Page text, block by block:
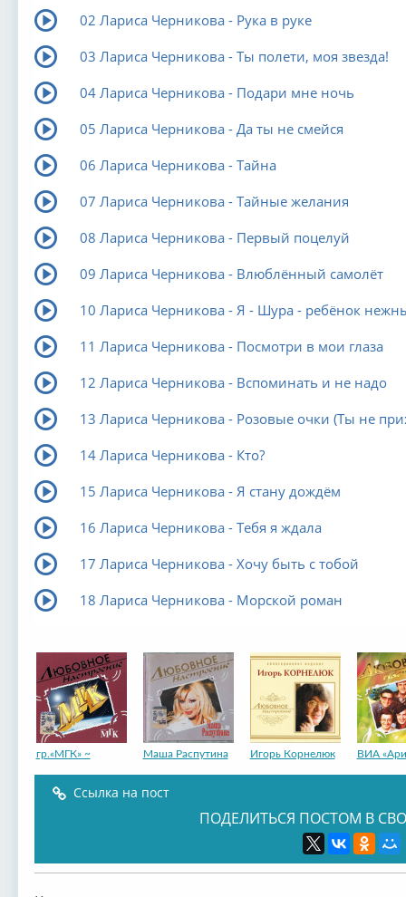
02 Лариса Черникова - Рука в руке
03 Лариса Черникова - Ты полети, моя звезда!
04 Лариса Черникова - Подари мне ночь
05 Лариса Черникова - Да ты не смейся
06 Лариса Черникова - Тайна
07 Лариса Черникова - Тайные желания
08 Лариса Черникова - Первый поцелуй
09 Лариса Черникова - Влюблённый самолёт
10 Лариса Черникова - Я - Шура - ребёнок
11 Лариса Черникова - Посмотри в мои глаза
12 Лариса Черникова - Вспоминать и не надо
13 Лариса Черникова - Розовые очки (Ты не
14 Лариса Черникова - Кто?
15 Лариса Черникова - Я стану дождём
16 Лариса Черникова - Тебя я ждала
17 Лариса Черникова - Хочу быть с тобой
18 Лариса Черникова - Морской роман
гр.«МГК» ~ Маша Распутина Игорь Корнелюк ВИА
Ссылка на пост
ПОДЕЛИТЬСЯ ПОСТОМ В